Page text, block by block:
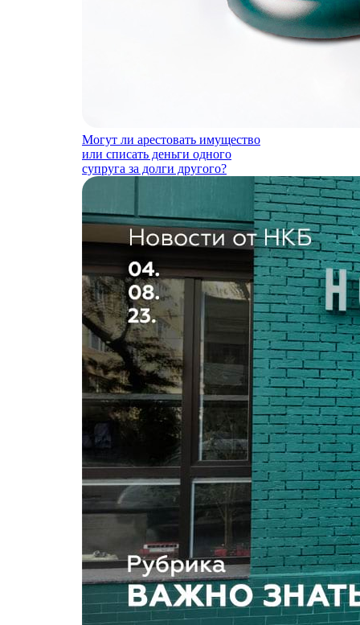
Могут ли арестовать имущество
или списать деньги одного
супруга за долги другого?